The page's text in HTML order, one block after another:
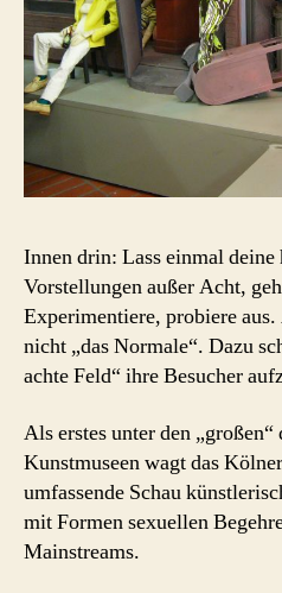
Innen drin: Lass einmal
Vorstellungen außer Acht,
Experimentiere, probiere
nicht „das Normale“. Dazu
achte Feld“ ihre Besucher
Als erstes unter den „großen“
Kunstmuseen wagt das
umfassende Schau
mit Formen sexuellen
Mainstreams.